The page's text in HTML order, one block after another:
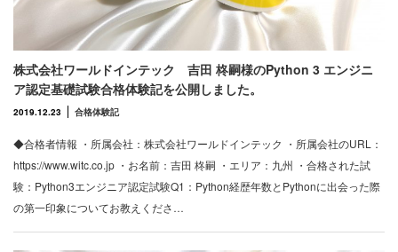
株式会社ワールドインテック 吉田 柊嗣様のPython 3 エンジニ
ア認定基礎試験合格体験記を公開しました。
2019.12.23 合格体験記
◆合格者情報 ・所属会社：株式会社ワールドインテック ・所属会社のURL：
https://www.witc.co.jp ・お名前：吉田 柊嗣 ・エリア：九州 ・合格された試
験：Python3エンジニア認定試験Q1：Python経歴年数とPythonに出会った際
の第一印象についてお教えくださ…